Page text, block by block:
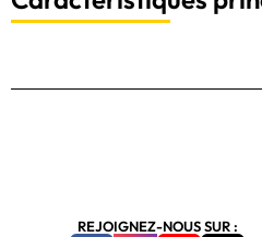
REJOIGNEZ-NOUS SUR :